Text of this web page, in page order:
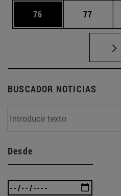
Página
76 Página
77
BUSCADOR NOTICIAS
Desde